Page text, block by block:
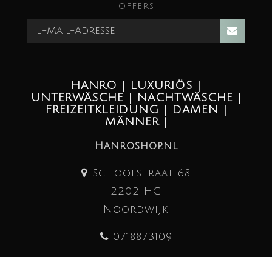
offers
HANRO | LUXURIÖS |
UNTERWÄSCHE | NACHTWÄSCHE |
FREIZEITKLEIDUNG | DAMEN |
MÄNNER |
Hanroshop.nl
Schoolstraat 68
2202 HG
Noordwijk
0718873109